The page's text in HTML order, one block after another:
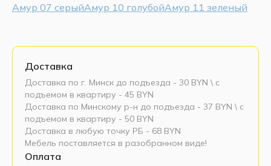
Амур 07 серыйАмур 10 голубойАмур 11 зеленый
Доставка
Доставка по г. Минск до подъезда - 30 BYN \ c
подъемом в квартиру - 45 BYN
Доставка по Минскому р-н до подъезда - 37 BYN \ c
подъемом в квартиру - 50 BYN
Доставка в любую точку РБ - 68 BYN
Мебель поставляется в разобранном виде!
Оплата